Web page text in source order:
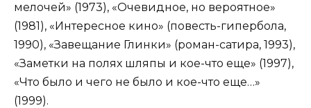
мелочей» (1973), «Очевидное, но вероятное»
(1981), «Интересное кино» (повесть-гипербола,
1990), «Завещание Глинки» (роман-сатира, 1993),
«Заметки на полях шляпы и кое-что еще» (1997),
«Что было и чего не было и кое-что еще…»
(1999).